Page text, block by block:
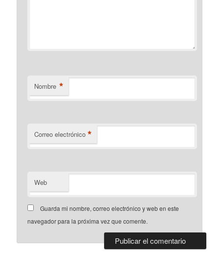
Nombre *
Correo electrónico *
Web
Guarda mi nombre, correo electrónico y web en este
navegador para la próxima vez que comente.